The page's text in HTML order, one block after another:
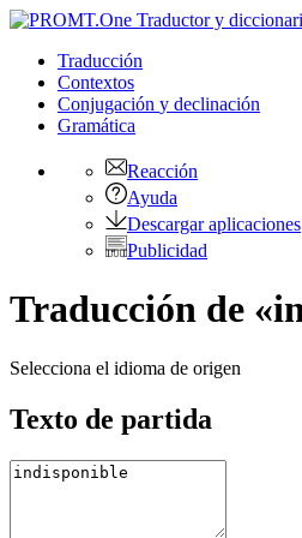
Traducción
Contextos
Conjugación y declinación
Gramática
Reacción
Ayuda
Descargar aplicaciones
Publicidad
Traducción de
Selecciona el idioma de origen
Texto de partida